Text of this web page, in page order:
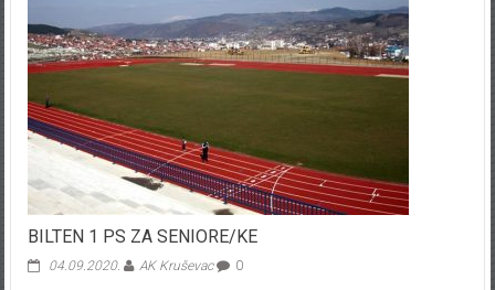
BILTEN 1 PS ZA SENIORE/KE
04.09.2020. AK Kruševac 0